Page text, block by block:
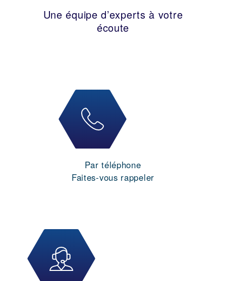
Une équipe d’experts à votre
écoute
Par téléphone
Faites-vous rappeler